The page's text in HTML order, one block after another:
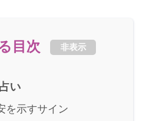
目次 非表示
い
を示すサイン